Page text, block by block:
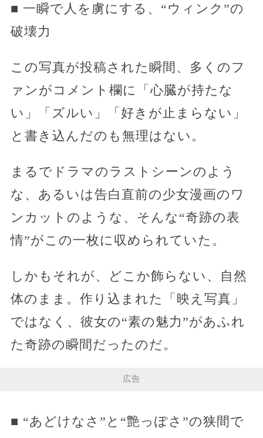
■ 一瞬で人を虜にする、“ウィンク”の
破壊力
この写真が投稿された瞬間、多くのフ
ァンがコメント欄に「心臓が持たな
い」「ズルい」「好きが止まらない」
と書き込んだのも無理はない。
まるでドラマのラストシーンのよう
な、あるいは告白直前の少女漫画のワ
ンカットのような、そんな“奇跡の表
情”がこの一枚に収められていた。
しかもそれが、どこか飾らない、自然
体のまま。作り込まれた「映え写真」
ではなく、彼女の“素の魅力”があふれ
た奇跡の瞬間だったのだ。
広告
■ “あどけなさ”と“艶っぽさ”の狭間で